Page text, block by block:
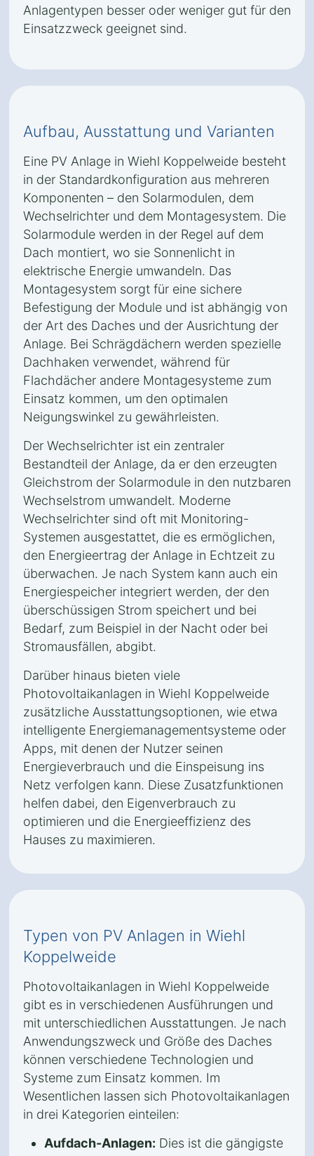
Anlagentypen besser oder weniger gut für den
Einsatzzweck geeignet sind.
Aufbau, Ausstattung und Varianten
Eine PV Anlage in Wiehl Koppelweide besteht
in der Standardkonfiguration aus mehreren
Komponenten – den Solarmodulen, dem
Wechselrichter und dem Montagesystem. Die
Solarmodule werden in der Regel auf dem
Dach montiert, wo sie Sonnenlicht in
elektrische Energie umwandeln. Das
Montagesystem sorgt für eine sichere
Befestigung der Module und ist abhängig von
der Art des Daches und der Ausrichtung der
Anlage. Bei Schrägdächern werden spezielle
Dachhaken verwendet, während für
Flachdächer andere Montagesysteme zum
Einsatz kommen, um den optimalen
Neigungswinkel zu gewährleisten.
Der Wechselrichter ist ein zentraler
Bestandteil der Anlage, da er den erzeugten
Gleichstrom der Solarmodule in den nutzbaren
Wechselstrom umwandelt. Moderne
Wechselrichter sind oft mit Monitoring-
Systemen ausgestattet, die es ermöglichen,
den Energieertrag der Anlage in Echtzeit zu
überwachen. Je nach System kann auch ein
Energiespeicher integriert werden, der den
überschüssigen Strom speichert und bei
Bedarf, zum Beispiel in der Nacht oder bei
Stromausfällen, abgibt.
Darüber hinaus bieten viele
Photovoltaikanlagen in Wiehl Koppelweide
zusätzliche Ausstattungsoptionen, wie etwa
intelligente Energiemanagementsysteme oder
Apps, mit denen der Nutzer seinen
Energieverbrauch und die Einspeisung ins
Netz verfolgen kann. Diese Zusatzfunktionen
helfen dabei, den Eigenverbrauch zu
optimieren und die Energieeffizienz des
Hauses zu maximieren.
Typen von PV Anlagen in Wiehl
Koppelweide
Photovoltaikanlagen in Wiehl Koppelweide
gibt es in verschiedenen Ausführungen und
mit unterschiedlichen Ausstattungen. Je nach
Anwendungszweck und Größe des Daches
können verschiedene Technologien und
Systeme zum Einsatz kommen. Im
Wesentlichen lassen sich Photovoltaikanlagen
in drei Kategorien einteilen:
Aufdach-Anlagen: Dies ist die gängigste